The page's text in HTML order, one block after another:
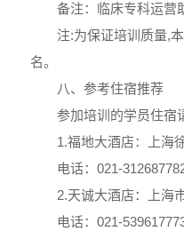
备注：临床专科运营
注:为保证培训质量,
名。
八、参考住宿推荐
参加培训的学员住宿
1.福地大酒店：上海
电话：021-
2.天诚大酒店：上海
电话：021-